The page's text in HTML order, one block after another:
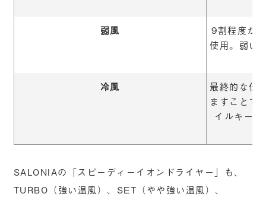
弱風
9割程度か
使用。弱い
冷風
最終的な仕
ますことで
イルキー
SALONIAの「スピーディーイオンドライヤー」も、
TURBO（強い温風）、SET（やや強い温風）、